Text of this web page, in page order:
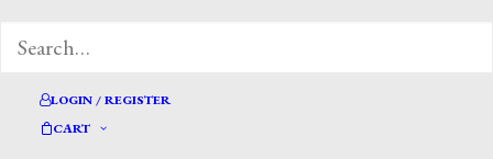
LOGIN / REGISTER
CART